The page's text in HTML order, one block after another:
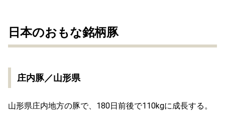
日本のおもな銘柄豚
庄内豚／山形県
山形県庄内地方の豚で、180日前後で110kgに成長する。